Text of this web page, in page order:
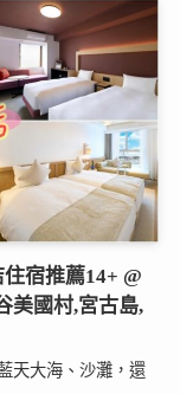
宿推薦14+ @
美國村,宮古島,
天大海、沙灘，還